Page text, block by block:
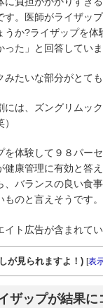
す。医師がライザッ
か?ライザップを体
た」と回答していま
たいな部分がとても
には、ズングリムッ
を体験して９８パー
健康管理に有効と答
、バランスの良い食
のと言えそうです。
イト広告が含まれてい
が見られますよ！) [表
ザップが結果に